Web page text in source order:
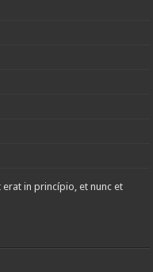
erat in princípio, et nunc et